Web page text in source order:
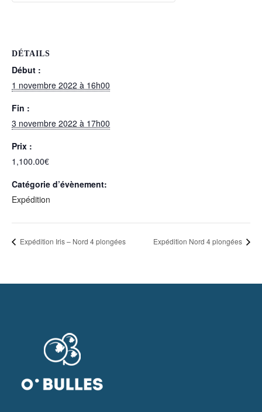
DÉTAILS
Début :
1 novembre 2022 à 16h00
Fin :
3 novembre 2022 à 17h00
Prix :
1,100.00€
Catégorie d’évènement:
Expédition
Expédition Iris – Nord 4 plongées Expédition Nord 4 plongées